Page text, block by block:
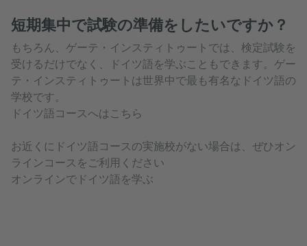
短期集中で試験の準備をしたいですか？
もちろん、ゲーテ・インスティトゥートでは、検定試験を
受けるだけでなく、ドイツ語を学ぶこともできます。ゲー
テ・インスティトゥートは世界中で最も有名なドイツ語の
学校です。
ドイツ語コースへはこちら
お近くにドイツ語コースの実施校がない場合は、ぜひオン
ラインコースをご利用ください
オンラインでドイツ語を学ぶ